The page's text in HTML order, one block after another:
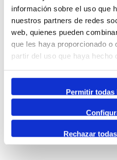
información sobre el uso que
nuestros partners de redes
web, quienes pueden
que les haya proporcionado o
partir del uso que haya hecho
Permitir todas
Rechazar
Ir al mes
Día
Siguiente